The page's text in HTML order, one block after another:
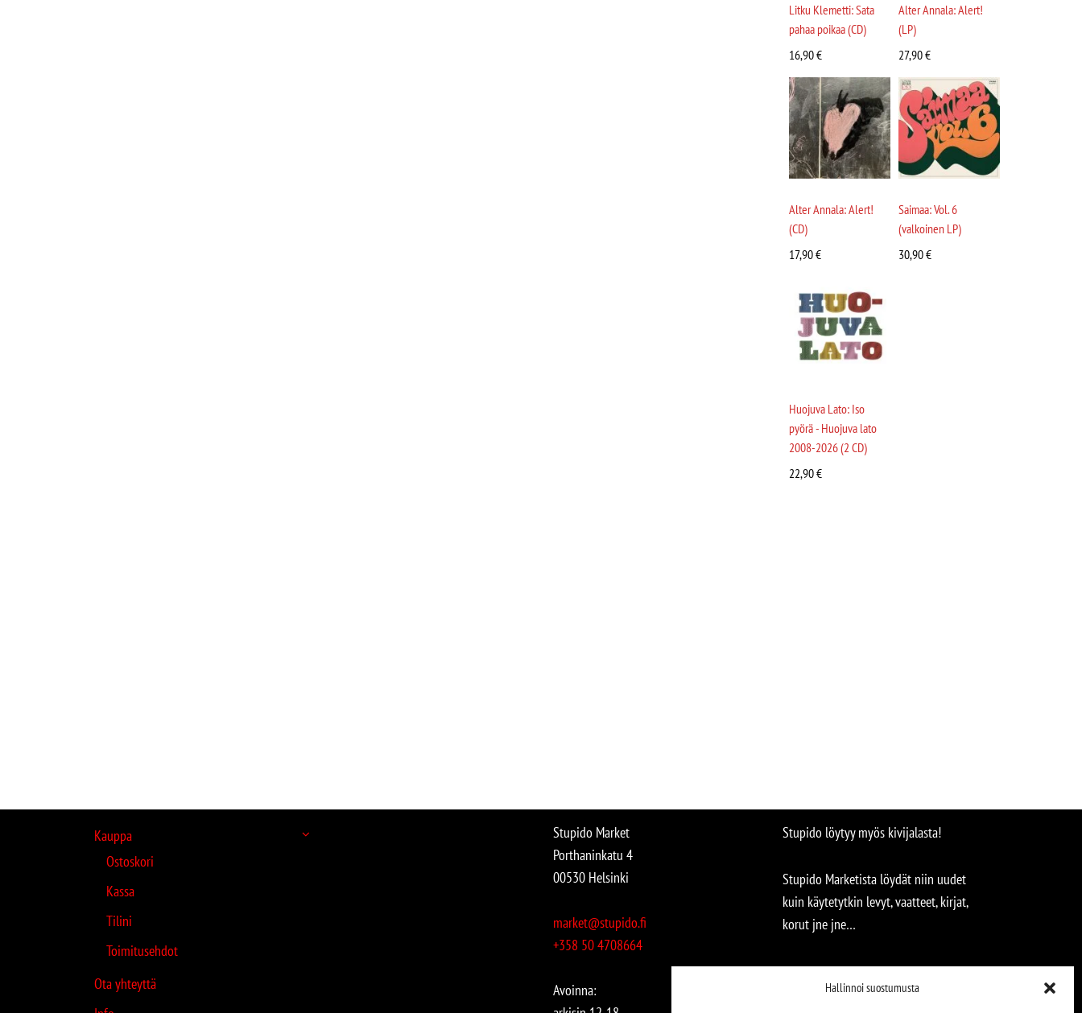
Hallinnoi suostumusta
Litku Klemetti: Sata
pahaa poikaa (CD)
16,90€
Alter Annala: Alert!
(LP)
27,90€
Alter Annala: Alert!
(CD)
17,90€
Saimaa: Vol. 6
(valkoinen LP)
30,90€
Huojuva Lato: Iso
pyörä - Huojuva lato
2008-2026 (2 CD)
22,90€
Kauppa
Ostoskori
Kassa
Tilini
Toimitusehdot
Ota yhteyttä
Stupido Market
Porthaninkatu 4
00530 Helsinki
market@stupido.fi
+358 50 4708664
Avoinna:
Stupido löytyy myös kivijalasta!
Stupido Marketista löydät niin uudet
kuin käytetytkin levyt, vaatteet, kirjat,
korut jne jne…